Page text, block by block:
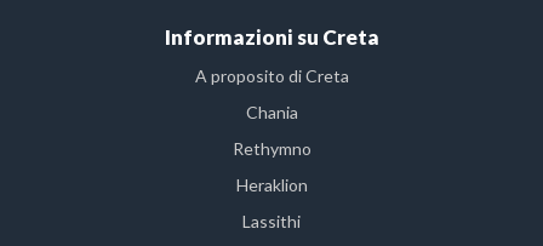
Informazioni su Creta
A proposito di Creta
Chania
Rethymno
Heraklion
Lassithi